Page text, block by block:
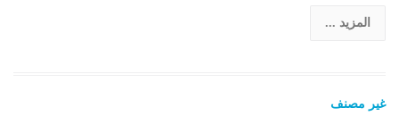
المزيد ...
غير مصنف